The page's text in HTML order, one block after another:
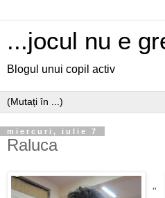
...jocul nu e
Blogul unui copil activ
miercuri, iulie 7
Raluca
"